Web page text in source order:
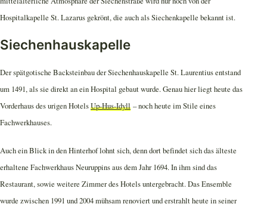
Hospitalkapelle St. Lazarus gekrönt, die auch als Siechenkapelle bekannt ist.
Siechenhauskapelle
Der spätgotische Backsteinbau der Siechenhauskapelle St. Laurentius entstand
um 1491, als sie direkt an ein Hospital gebaut wurde. Genau hier liegt heute das
Vorderhaus des urigen HotelsUp-Hus-Idyll – noch heute im Stile eines
Fachwerkhauses.
Auch ein Blick in den Hinterhof lohnt sich, denn dort befindet sich das älteste
erhaltene Fachwerkhaus Neuruppins aus dem Jahr 1694. In ihm sind das
Restaurant, sowie weitere Zimmer des Hotels untergebracht. Das Ensemble
wurde zwischen 1991 und 2004 mühsam renoviert und erstrahlt heute in seiner